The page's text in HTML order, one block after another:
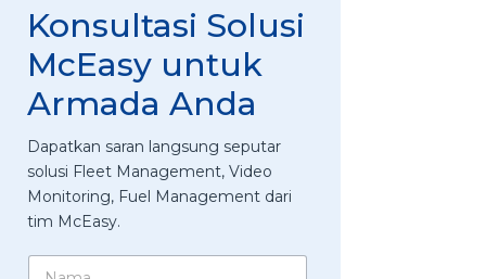
Konsultasi Solusi
McEasy untuk
Armada Anda
Dapatkan saran langsung seputar
solusi Fleet Management, Video
Monitoring, Fuel Management dari
tim McEasy.
N